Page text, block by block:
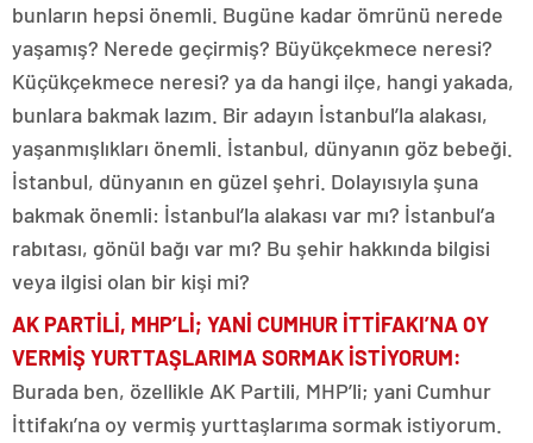
bunların hepsi önemli. Bugüne kadar ömrünü nerede
yaşamış? Nerede geçirmiş? Büyükçekmece neresi?
Küçükçekmece neresi? ya da hangi ilçe, hangi yakada,
bunlara bakmak lazım. Bir adayın İstanbul’la alakası,
yaşanmışlıkları önemli. İstanbul, dünyanın göz bebeği.
İstanbul, dünyanın en güzel şehri. Dolayısıyla şuna
bakmak önemli: İstanbul’la alakası var mı? İstanbul’a
rabıtası, gönül bağı var mı? Bu şehir hakkında bilgisi
veya ilgisi olan bir kişi mi?
AK PARTİLİ, MHP’Lİ; YANİ CUMHUR İTTİFAKI’NAOY
VERMİŞ YURTTAŞLARIMA SORMAK İSTİYORUM:
Burada ben, özellikle AK Partili, MHP’li; yani Cumhur
İttifakı’na oy vermiş yurttaşlarıma sormak istiyorum.